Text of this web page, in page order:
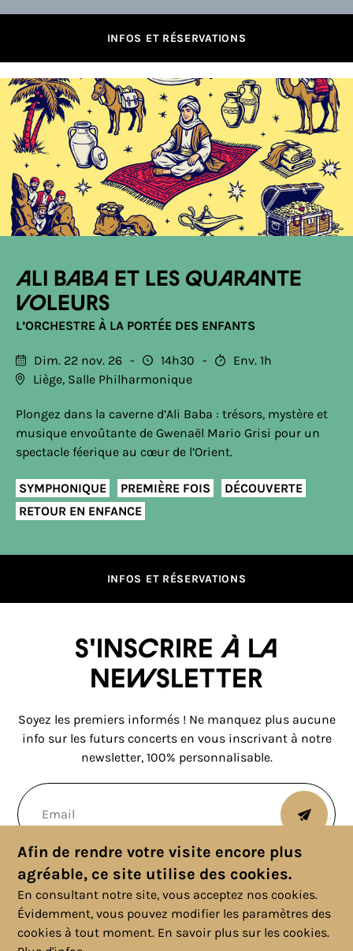
INFOS ET RÉSERVATIONS
Ali Baba et les quarante
voleurs
L’ORCHESTRE À LA PORTÉE DES ENFANTS
Dim. 22 nov. 26 14h30
Env. 1h
Liège, Salle Philharmonique
Plongez dans la caverne d’Ali Baba : trésors, mystère et
musique envoûtante de Gwenaël Mario Grisi pour un
spectacle féerique au cœur de l’Orient.
SYMPHONIQUE PREMIÈRE FOIS
DÉCOUVERTE
RETOUR EN ENFANCE
INFOS ET RÉSERVATIONS
S'inscrire à la
newsletter
Soyez les premiers informés ! Ne manquez plus aucune
info sur les futurs concerts en vous inscrivant à notre
newsletter, 100% personnalisable.
Afin de rendre votre visite encore plus
agréable, ce site utilise des cookies.
En consultant notre site, vous acceptez nos cookies.
Évidemment, vous pouvez modifier les paramètres des
cookies à tout moment. En savoir plus sur les cookies.